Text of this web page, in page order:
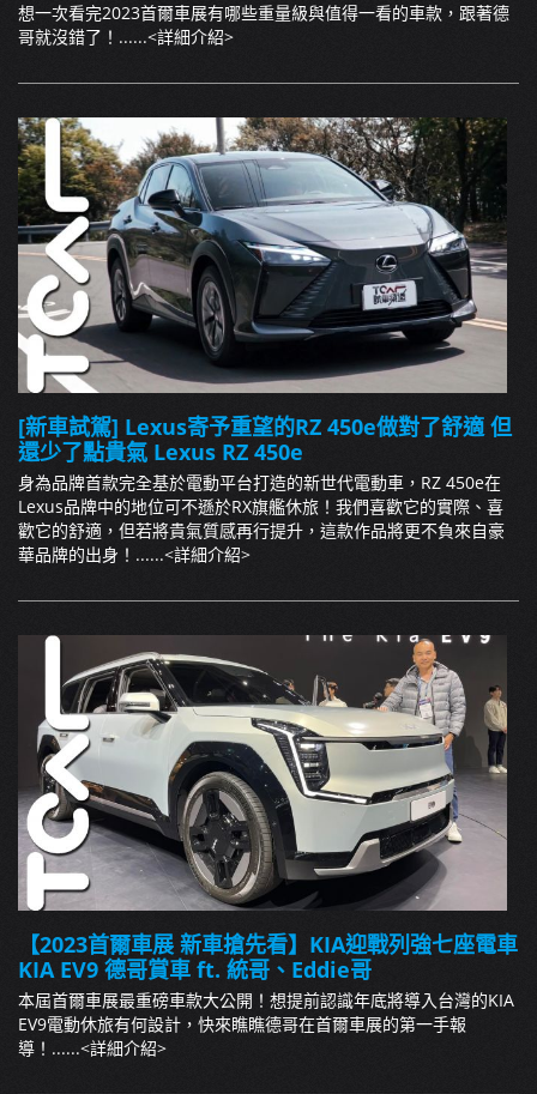
想一次看完2023首爾車展有哪些重量級與值得一看的車款，跟著德
哥就沒錯了！......<詳細介紹>
[新車試駕] Lexus寄予重望的RZ 450e做對了舒適 但
還少了點貴氣 Lexus RZ 450e
身為品牌首款完全基於電動平台打造的新世代電動車，RZ 450e在
Lexus品牌中的地位可不遜於RX旗艦休旅！我們喜歡它的實際、喜
歡它的舒適，但若將貴氣質感再行提升，這款作品將更不負來自豪
華品牌的出身！......<詳細介紹>
【2023首爾車展 新車搶先看】KIA迎戰列強七座電車
KIA EV9 德哥賞車 ft. 統哥、Eddie哥
本屆首爾車展最重磅車款大公開！想提前認識年底將導入台灣的KIA
EV9電動休旅有何設計，快來瞧瞧德哥在首爾車展的第一手報
導！......<詳細介紹>